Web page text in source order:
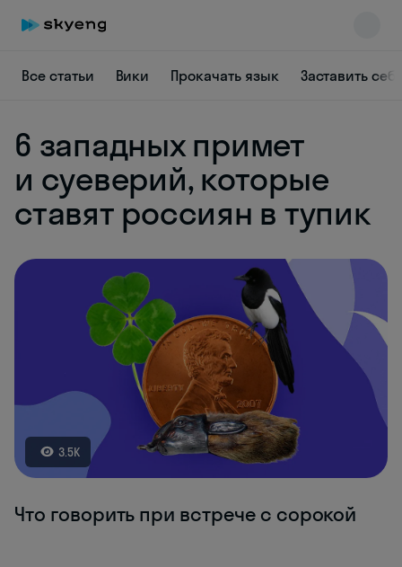
Все статьи Вики Прокачать язык Заставить
6 западных примет
и суеверий, которые
ставят россиян в тупик
3.5K
Что говорить при встрече с сорокой
Skyeng Chat
online